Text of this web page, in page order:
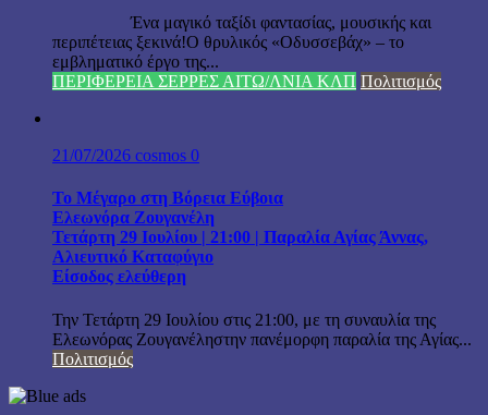
Ένα μαγικό ταξίδι φαντασίας, μουσικής και
περιπέτειας ξεκινά!Ο θρυλικός «Οδυσσεβάχ» – το
εμβληματικό έργο της...
ΠΕΡΙΦΕΡΕΙΑ ΣΕΡΡΕΣ ΑΙΤΩ/ΛΝΙΑ ΚΛΠ Πολιτισμός
21/07/2026 cosmos 0
Το Μέγαρο στη Βόρεια Εύβοια
Ελεωνόρα Ζουγανέλη
Τετάρτη 29 Ιουλίου | 21:00 | Παραλία Αγίας Άννας,
Αλιευτικό Καταφύγιο
Είσοδος ελεύθερη
Την Τετάρτη 29 Ιουλίου στις 21:00, με τη συναυλία της
Ελεωνόρας Ζουγανέληστην πανέμορφη παραλία της Αγίας...
Πολιτισμός